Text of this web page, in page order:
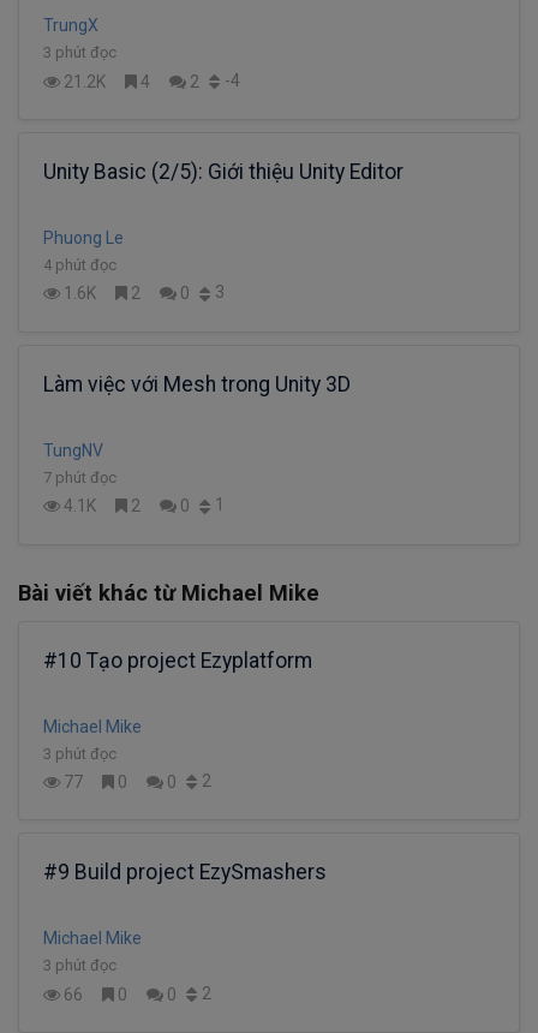
TrungX
3 phút đọc
21.2K 4 2 -4
Unity Basic (2/5): Giới thiệu Unity Editor
Phuong Le
4 phút đọc
1.6K 2 0 3
Làm việc với Mesh trong Unity 3D
TungNV
7 phút đọc
4.1K 2 0 1
Bài viết khác từ Michael Mike
#10 Tạo project Ezyplatform
Michael Mike
3 phút đọc
77 0 0 2
#9 Build project EzySmashers
Michael Mike
3 phút đọc
66 0 0 2